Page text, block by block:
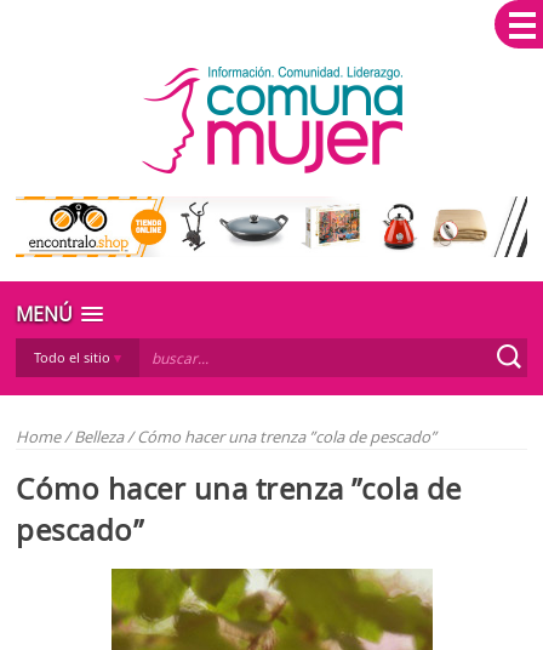
MENÚ
Todo el sitio
Home/Belleza/Cómo hacer una trenza ”cola de pescado”
Cómo hacer una trenza ”cola de
pescado”